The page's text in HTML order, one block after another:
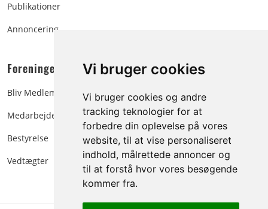
Vi bruger cookies
Vi bruger cookies og andre
tracking teknologier for at
forbedre din oplevelse på vores
website, til at vise personaliseret
indhold, målrettede annoncer og
til at forstå hvor vores besøgende
kommer fra.
Publikationer
Annoncering
Foreningen:
Bliv Medlem
Medarbejdere
Bestyrelse
Vedtægter